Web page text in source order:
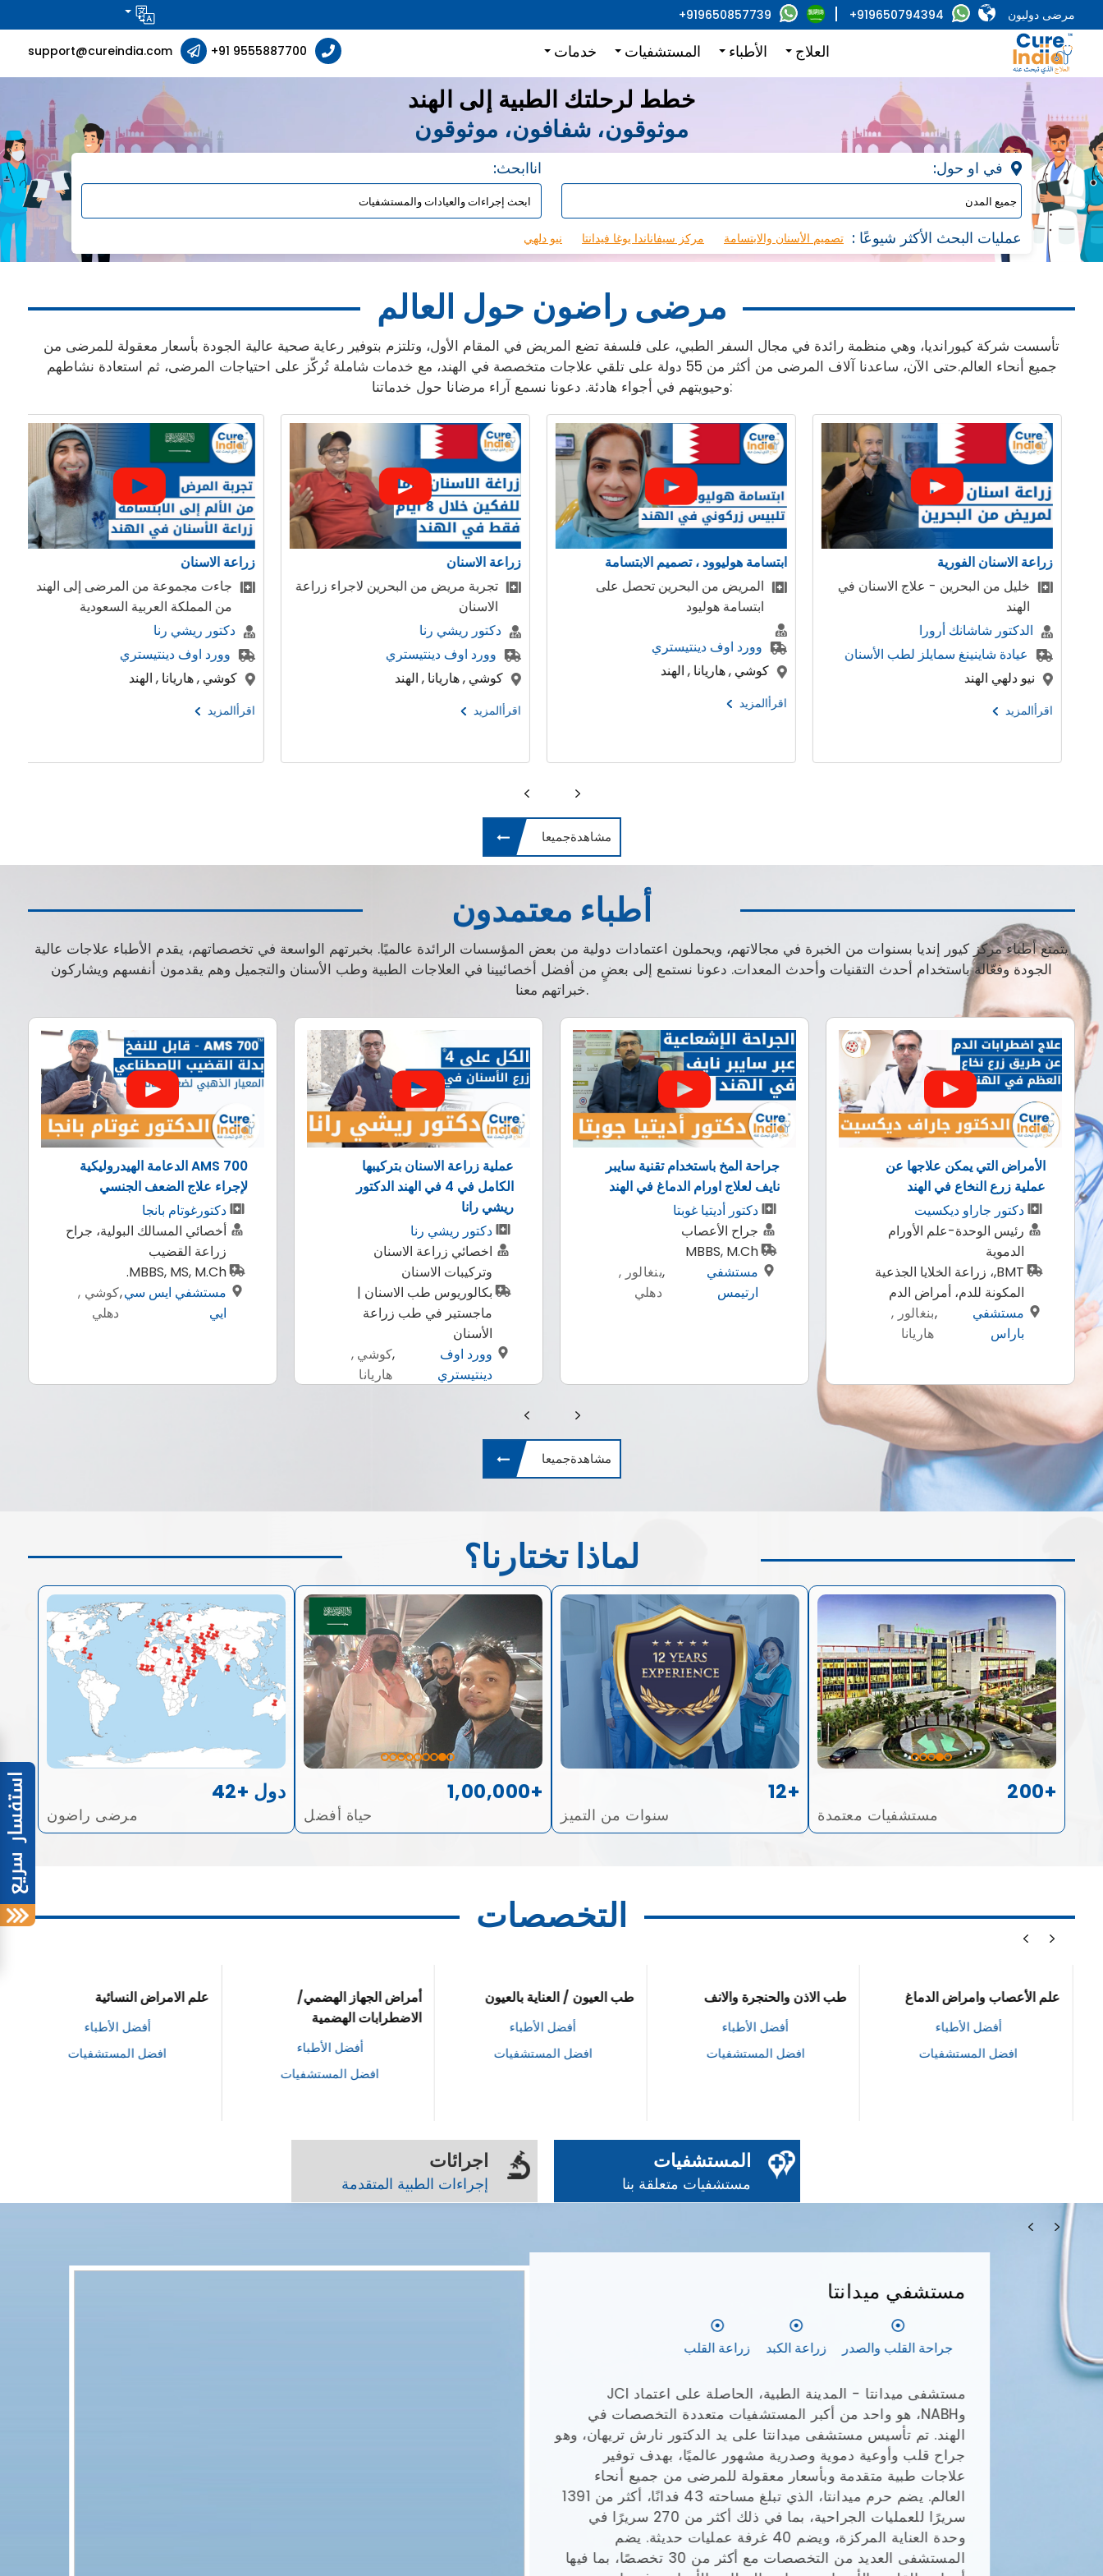
مرضى دوليون +919650794394
+919650857739
العلاج الأطباء المستشفيات خدمات support@cureindia.com +91 9555887700
خطط لرحلتك الطبية إلى الهند
موثوقون، شفافون، موثوقون
:اناابحث
: عمليات البحث الأكثر شيوعًا نيو دلهي مركز سيفاناندا يوغا فيدانتا تصميم الأسنان والابتسامة
مرضى راضون حول العالم
تأسست شركة كيورانديا، وهي منظمة رائدة في مجال السفر الطبي، على فلسفة تضع المريض في المقام الأول، وتلتزم بتوفير رعاية صحية عالية الجودة بأسعار معقولة للمرضى من
جميع أنحاء العالم.حتى الآن، ساعدنا آلاف المرضى من أكثر من 55 دولة على تلقي علاجات متخصصة في الهند، مع خدمات شاملة تُركّز على احتياجات المرضى، ثم استعادة نشاطهم
وحيويتهم في أجواء هادئة. دعونا نسمع آراء مرضانا حول خدماتنا:
الاسنان في
الأسنان
ابتسامة هوليوود ، تصميم الابتسامة
المريض من البحرين تحصل على
وورد اوف دينتيستري
زراعة الاسنان
تجربة مريض من البحرين لاجراء زراعة
الاسنان
وورد اوف دينتيستري
كوشي , هاريانا , الهند
جاءت مجموعة من المرضى إلى الهند
دكتور ريشي رنا
وورد اوف دينتيستري
كوشي , هاريانا , الهند
طفلة صغيرة جائت من سوريا
الكبد في الهند
دكتور جيريراج بورا
مستشفي ارتيمس
بنغالور , دهلي , الهند
مشاهدةجميعا
أطباء معتمدون
يتمتع أطباء مركز كيور إنديا بسنوات من الخبرة في مجالاتهم، ويحملون اعتمادات دولية من بعض المؤسسات الرائدة عالميًا. بخبرتهم الواسعة في تخصصاتهم، يقدم الأطباء علاجات عالية
الجودة وفعّالة باستخدام أحدث التقنيات وأحدث المعدات. دعونا نستمع إلى بعضٍ من أفضل أخصائيينا في العلاجات الطبية وطب الأسنان والتجميل وهم يقدمون أنفسهم ويشاركون
خبراتهم معنا.
جراحة المخ باستخدام تقنية سايبر
نايف لعلاج اورام الدماغ في الهند
دكتور أديتيا غوبتا
جراح الأعصاب
MBBS, M.Ch
مستشفي
ارتيمس
,بنغالور ,
دهلي
عملية زراعة الاسنان بتركيبها
الكامل في 4 في الهند الدكتور
ريشي رانا
دكتور ريشي رنا
اخصائي زراعة الاسنان
وتركيبات الاسنان
بكالوريوس طب الاسنان |
AMS 700 الدعامة الهيدروليكية
لإجراء علاج الضعف الجنسي
دكتورغوتام بانجا
أخصائي المسالك البولية، جراح
زراعة القضيب
MBBS, MS, M.Ch.
مستشفي ايس سي
ايي
,كوشي ,
دهلي
الروبوتية لزراعة الكبد من متبرع
الكبد
دكتور جيريراج بورا
زراعة الأعضاء وزراعة الكبد
بكالوريوس الطب والجراحة
(جامعة راجستان) ، ماجستير
(جامعة راجستان) ، زمالة في
زراعة الكبد (مستشفى
مشاهدةجميعا
لماذا تختارنا؟
42+ دول
مرضى راضون
1,00,000+
حياة أفضل
12+
سنوات من التميز
200+
مستشفيات معتمدة
التخصصات
علم الأعصاب وامراض الدماغ
أفضل الأطباء
افضل المستشفيات
طب الاذن والحنجرة والانف
أفضل الأطباء
افضل المستشفيات
طب العيون / العناية بالعيون
أفضل الأطباء
افضل المستشفيات
أمراض الجهاز الهضمي/
الاضطرابات الهضمية
أفضل الأطباء
افضل المستشفيات
علم الامراض النسائية
أفضل الأطباء
افضل المستشفيات
اجرائات
إجراءات الطبية المتقدمة
المستشفيات
مستشفيات متعلقة بنا
مستشفي ميدانتا
جراحة القلب والصدر زراعة الكبد زراعة القلب
مستشفى ميدانتا - المدينة الطبية، الحاصلة على اعتماد JCI
وNABH، هو واحد من أكبر المستشفيات متعددة التخصصات في
الهند. تم تأسيس مستشفى ميدانتا على يد الدكتور نارش تريهان، وهو
جراح قلب وأوعية دموية وصدرية مشهور عالميًا، بهدف توفير
علاجات طبية متقدمة وبأسعار معقولة للمرضى من جميع أنحاء
العالم. يضم حرم ميدانتا، الذي تبلغ مساحته 43 فدانًا، أكثر من 1391
سريرًا للعمليات الجراحية، بما في ذلك أكثر من 270 سريرًا في
وحدة العناية المركزة، ويضم 40 غرفة عمليات حديثة. يضم
المستشفى العديد من التخصصات مع أكثر من 30 تخصصًا، بما فيها